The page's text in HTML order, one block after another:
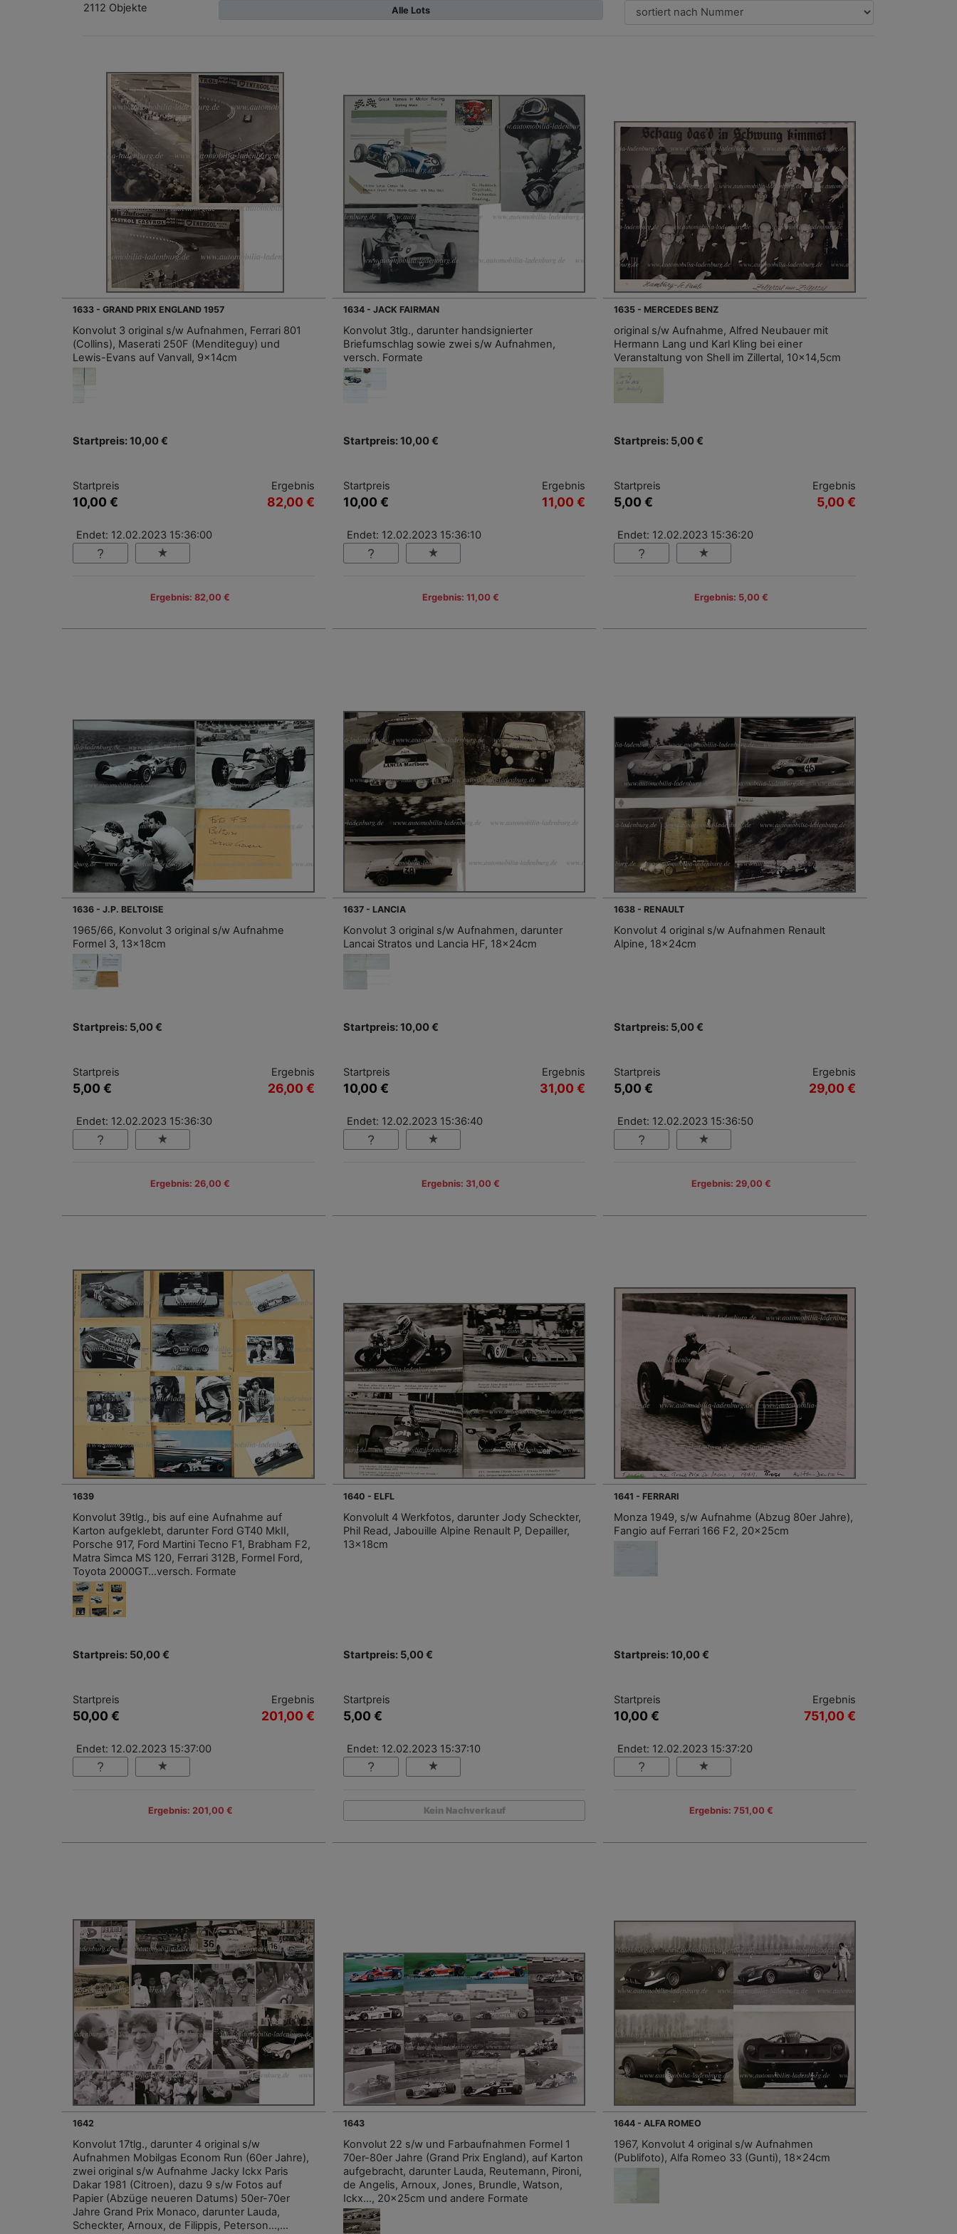
2112 Objekte Alle Lots
1633 - GRAND PRIX ENGLAND 1957
Konvolut 3 original s/w Aufnahmen, Ferrari 801
(Collins), Maserati 250F (Menditeguy) und
Lewis-Evans auf Vanvall, 9x14cm
Startpreis: 10,00 €
Startpreis
10,00 €
Ergebnis
82,00 €
Endet: 12.02.2023 15:36:00
Ergebnis: 82,00 €
1634 - JACK FAIRMAN
Konvolut 3tlg., darunter handsignierter
Briefumschlag sowie zwei s/w Aufnahmen,
versch. Formate
Startpreis: 10,00 €
Startpreis
10,00 €
Ergebnis
11,00 €
Endet: 12.02.2023 15:36:10
Ergebnis: 11,00 €
1635 - MERCEDES BENZ
original s/w Aufnahme, Alfred Neubauer mit
Hermann Lang und Karl Kling bei einer
Veranstaltung von Shell im Zillertal, 10x14,5cm
Startpreis: 5,00 €
Startpreis
5,00 €
Ergebnis
5,00 €
Endet: 12.02.2023 15:36:20
Ergebnis: 5,00 €
1636 - J.P. BELTOISE
1965/66, Konvolut 3 original s/w Aufnahme
Formel 3, 13x18cm
Startpreis: 5,00 €
Startpreis
5,00 €
Ergebnis
26,00 €
Endet: 12.02.2023 15:36:30
Ergebnis: 26,00 €
1637 - LANCIA
Konvolut 3 original s/w Aufnahmen, darunter
Lancai Stratos und Lancia HF, 18x24cm
Startpreis: 10,00 €
Startpreis
10,00 €
Ergebnis
31,00 €
Endet: 12.02.2023 15:36:40
Ergebnis: 31,00 €
1638 - RENAULT
Konvolut 4 original s/w Aufnahmen Renault
Alpine, 18x24cm
Startpreis: 5,00 €
Startpreis
5,00 €
Ergebnis
29,00 €
Endet: 12.02.2023 15:36:50
Ergebnis: 29,00 €
1639
Konvolut 39tlg., bis auf eine Aufnahme auf
Karton aufgeklebt, darunter Ford GT40 MkII,
Porsche 917, Ford Martini Tecno F1, Brabham F2,
Matra Simca MS 120, Ferrari 312B, Formel Ford,
Toyota 2000GT…versch. Formate
Startpreis: 50,00 €
Startpreis
50,00 €
Ergebnis
201,00 €
Endet: 12.02.2023 15:37:00
Ergebnis: 201,00 €
1640 - ELFL
Konvolult 4 Werkfotos, darunter Jody Scheckter,
Phil Read, Jabouille Alpine Renault P, Depailler,
13x18cm
Startpreis: 5,00 €
Startpreis
5,00 €
Endet: 12.02.2023 15:37:10
Kein Nachverkauf
1641 - FERRARI
Monza 1949, s/w Aufnahme (Abzug 80er Jahre),
Fangio auf Ferrari 166 F2, 20x25cm
Startpreis: 10,00 €
Startpreis
10,00 €
Ergebnis
751,00 €
Endet: 12.02.2023 15:37:20
Ergebnis: 751,00 €
1642
Konvolut 17tlg., darunter 4 original s/w
Aufnahmen Mobilgas Econom Run (60er Jahre),
zwei original s/w Aufnahme Jacky Ickx Paris
Dakar 1981 (Citroen), dazu 9 s/w Fotos auf
Papier (Abzüge neueren Datums) 50er-70er
Jahre Grand Prix Monaco, darunter Lauda,
Scheckter, Arnoux, de Filippis, Peterson…,...
1643
Konvolut 22 s/w und Farbaufnahmen Formel 1
70er-80er Jahre (Grand Prix England), auf Karton
aufgebracht, darunter Lauda, Reutemann, Pironi,
de Angelis, Arnoux, Jones, Brundle, Watson,
Ickx…, 20x25cm und andere Formate
1644 - ALFA ROMEO
1967, Konvolut 4 original s/w Aufnahmen
(Publifoto), Alfa Romeo 33 (Gunti), 18x24cm